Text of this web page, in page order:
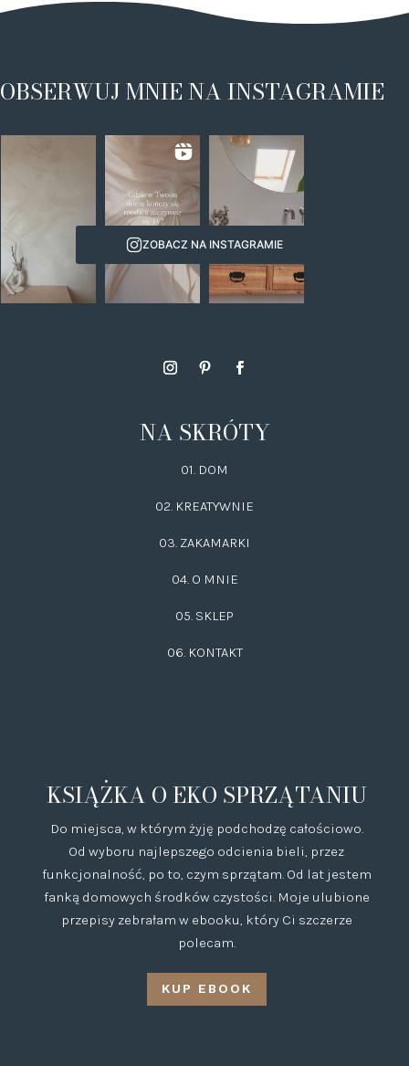
OBSERWUJ MNIE NA INSTAGRAMIE
ZOBACZ NA INSTAGRAMIE
NA SKRÓTY
01. DOM
02. KREATYWNIE
03. ZAKAMARKI
04. O MNIE
05. SKLEP
06. KONTAKT
KSIĄŻKA O EKO SPRZĄTANIU
Do miejsca, w którym żyję podchodzę całościowo.
Od wyboru najlepszego odcienia bieli, przez
funkcjonalność, po to, czym sprzątam. Od lat jestem
fanką domowych środków czystości. Moje ulubione
przepisy zebrałam w ebooku, który Ci szczerze
polecam.
KUP EBOOK